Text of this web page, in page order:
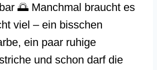
🌅 Manchmal braucht es
viel – ein bisschen
ein paar ruhige
und schon darf die